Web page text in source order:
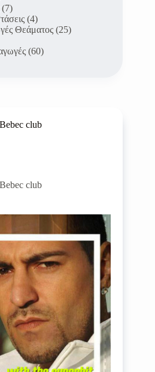
club
club
(7)
(4)
Θεάματος (25)
(60)